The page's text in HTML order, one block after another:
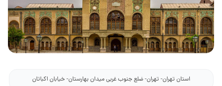
استان تهران- تهران- ضلع جنوب غربی میدان بهارستان- خیابان اکباتان